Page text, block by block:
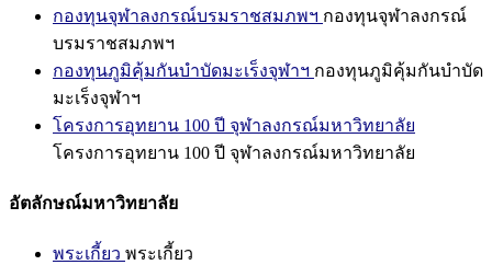
กองทุนจุฬาลงกรณ์บรมราชสมภพฯ กองทุนจุฬาลงกรณ์
บรมราชสมภพฯ
กองทุนภูมิคุ้มกันบำบัดมะเร็งจุฬาฯ กองทุนภูมิคุ้มกันบำบัด
มะเร็งจุฬาฯ
โครงการอุทยาน 100 ปี จุฬาลงกรณ์มหาวิทยาลัย
โครงการอุทยาน 100 ปี จุฬาลงกรณ์มหาวิทยาลัย
อัตลักษณ์มหาวิทยาลัย
พระเกี้ยว พระเกี้ยว